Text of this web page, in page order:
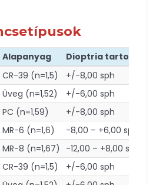
Alapanyag
Dioptria tartomány
CR-39 (n=1,5)
+/-8,00 sph
Üveg (n=1,52)
+/-6,00 sph
PC (n=1,59)
+/-8,00 sph
MR-6 (n=1,6)
-8,00 – +6,00 sph
MR-8 (n=1,67)
-12,00 – +8,00 sph
CR-39 (n=1,5)
+/-6,00 sph